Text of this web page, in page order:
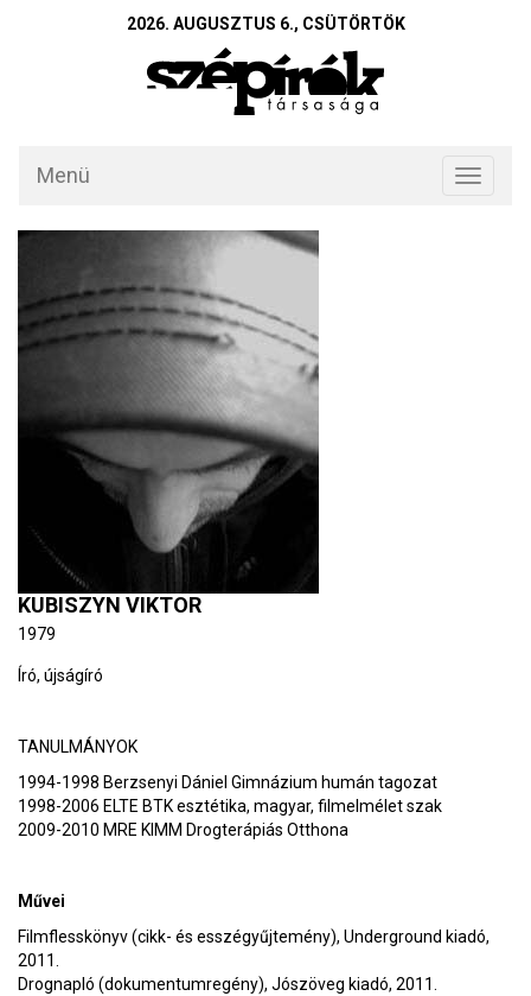
2026. AUGUSZTUS 6., CSÜTÖRTÖK
Toggle
Menü
KUBISZYN VIKTOR
1979
Író, újságíró
TANULMÁNYOK
1994-1998 Berzsenyi Dániel Gimnázium humán tagozat
1998-2006 ELTE BTK esztétika, magyar, filmelmélet szak
2009-2010 MRE KIMM Drogterápiás Otthona
Művei
Filmflesskönyv (cikk- és esszégyűjtemény), Underground kiadó,
2011.
Drognapló (dokumentumregény), Jószöveg kiadó, 2011.